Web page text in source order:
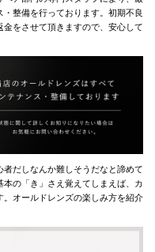
整備を行っております。初期不良
をさせて頂きますので、安心して
だしなんか難しそうだなと諦めて
の「き」さえ覚えてしまえば、カ
。オールドレンズの楽しみ方を紹介